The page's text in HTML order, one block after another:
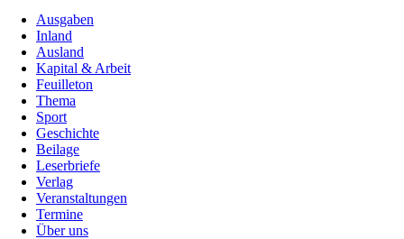
Ausgaben
Inland
Ausland
Kapital & Arbeit
Feuilleton
Thema
Sport
Geschichte
Beilage
Leserbriefe
Verlag
Veranstaltungen
Termine
Über uns